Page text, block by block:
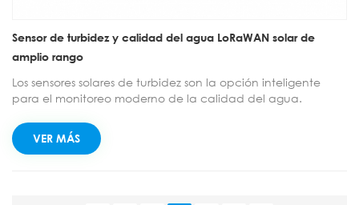
Sensor de turbidez y calidad del agua LoRaWAN solar de
amplio rango
Los sensores solares de turbidez son la opción inteligente
para el monitoreo moderno de la calidad del agua.
los cables, utilizan energía solar para autoabastecerse en
cualquier clima y transmiten datos de forma remota
VER MÁS